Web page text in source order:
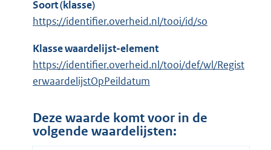
Soort (klasse)
https://identifier.overheid.nl/tooi/id/so
Klasse waardelijst-element
https://identifier.overheid.nl/tooi/def/wl/Regist
erwaardelijstOpPeildatum
Deze waarde komt voor in de
volgende waardelijsten: